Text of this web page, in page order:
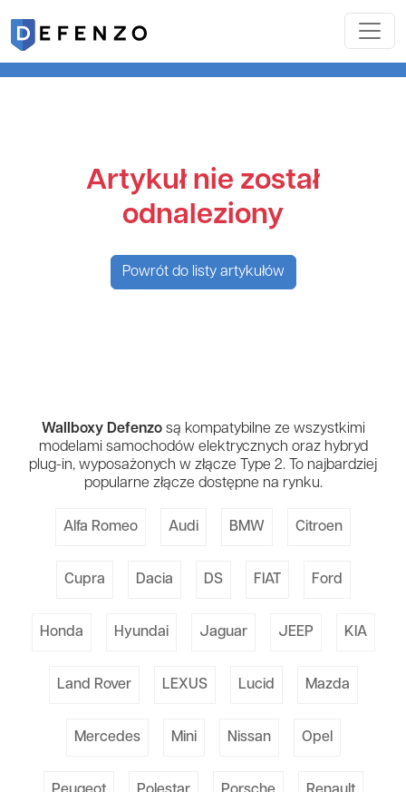
Artykuł nie został
odnaleziony
Powrót do listy artykułów
Wallboxy Defenzosą kompatybilne ze wszystkimi
modelami samochodów elektrycznych oraz hybryd
plug-in, wyposażonych w złącze Type 2. To najbardziej
popularne złącze dostępne na rynku.
Alfa Romeo Audi BMW Citroen
Cupra Dacia DS FIAT Ford
Honda Hyundai Jaguar JEEP KIA
Land Rover LEXUS Lucid Mazda
Mercedes Mini Nissan Opel